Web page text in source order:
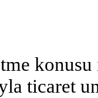
ticaret